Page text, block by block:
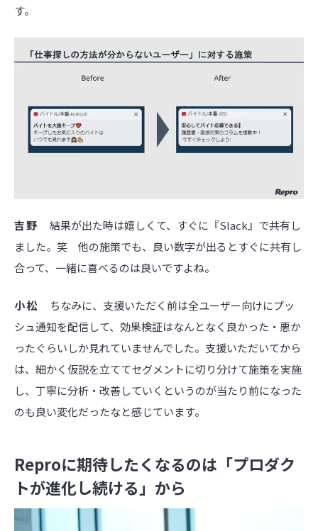
す。
吉野 結果が出た時は嬉しくて、すぐに『Slack』で共有し
ました。笑 他の施策でも、良い数字が出るとすぐに共有し
合って、一緒に喜べるのは良いですよね。
小松
ちなみに、支援いただく前は全ユーザー向けにプッ
シュ通知を配信して、効果検証はなんとなく良かった・悪か
ったぐらいしか見れていませんでした。支援いただいてから
は、細かく仮説を立ててセグメントに切り分けて施策を実施
し、丁寧に分析・改善していくというのが当たり前になった
のも良い変化だったなと感じています。
Reproに期待したくなるのは「プロダク
トが進化し続ける」から